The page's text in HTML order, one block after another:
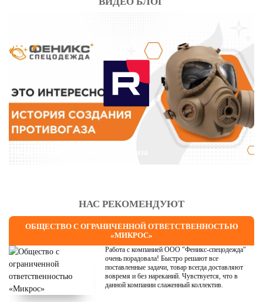
НАС РЕКОМЕНДУЮТ
ОБЩЕСТВО С ОГРАНИЧЕННОЙ ОТВЕТСТВЕННОСТЬЮ
«МИКРОС»
Работа с компанией ООО "Феникс-спецодежда"
очень порадовала! Быстро решают все
поставленные задачи, товар всегда доставляют
вовремя и без нареканий. Чувствуется, что в
данной компании слаженный коллектив.